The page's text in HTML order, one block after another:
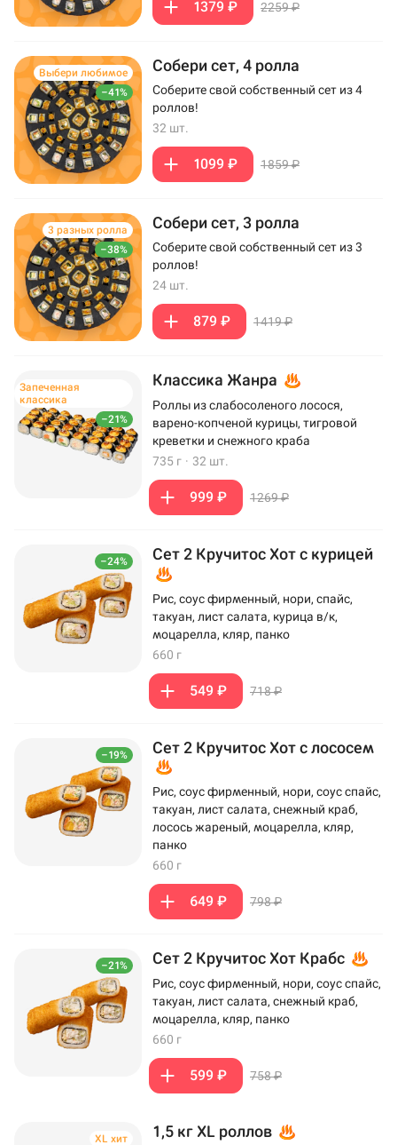
1379 ₽ 2259 ₽
–41%
Выбери любимое Собери сет, 4 ролла
Соберите свой собственный сет из 4
роллов!
32 шт.
1099 ₽ 1859 ₽
–38%
3 разных ролла Собери сет, 3 ролла
Соберите свой собственный сет из 3
роллов!
24 шт.
879 ₽ 1419 ₽
–21%
Запеченная
классика
Классика Жанра
Роллы из слабосоленого лосося,
варено-копченой курицы, тигровой
креветки и снежного краба
735 г · 32 шт.
999 ₽ 1269 ₽
–24% Сет 2 Кручитос Хот с курицей
Рис, соус фирменный, нори, спайс,
такуан, лист салата, курица в/к,
моцарелла, кляр, панко
660 г
549 ₽ 718 ₽
–19% Сет 2 Кручитос Хот с лососем
Рис, соус фирменный, нори, соус спайс,
такуан, лист салата, снежный краб,
лосось жареный, моцарелла, кляр,
панко
660 г
649 ₽ 798 ₽
–21% Сет 2 Кручитос Хот Крабс
Рис, соус фирменный, нори, соус спайс,
такуан, лист салата, снежный краб,
моцарелла, кляр, панко
660 г
599 ₽ 758 ₽
XL хит 1,5 кг XL роллов